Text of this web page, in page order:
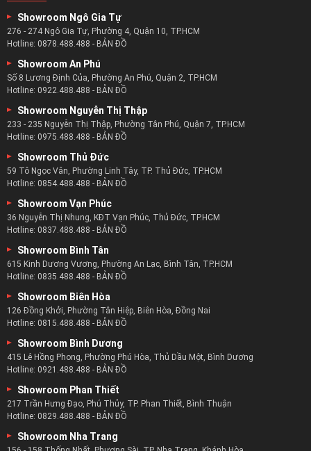
Showroom Ngô Gia Tự
276 - 274 Ngô Gia Tự, Phường 4, Quận 10, TP.HCM
Hotline: 0878.488.488 - BẢN ĐỒ
Showroom An Phú
Số 8 Lương Định Của, Phường An Phú, Quận 2, TP.HCM
Hotline: 0922.488.488 - BẢN ĐỒ
Showroom Nguyễn Thị Thập
233 - 235 Nguyễn Thị Thập, Phường Tân Phú, Quận 7, TP.HCM
Hotline: 0975.488.488 - BẢN ĐỒ
Showroom Thủ Đức
59 Tô Ngọc Vân, Phường Linh Tây, TP. Thủ Đức, TP.HCM
Hotline: 0854.488.488 - BẢN ĐỒ
Showroom Vạn Phúc
36 Nguyễn Thị Nhung, KĐT Vạn Phúc, Thủ Đức, TP.HCM
Hotline: 0837.488.488 - BẢN ĐỒ
Showroom Bình Tân
615 Kinh Dương Vương, Phường An Lạc, Bình Tân, TP.HCM
Hotline: 0835.488.488 - BẢN ĐỒ
Showroom Biên Hòa
126 Đồng Khởi, Phường Tân Hiệp, Biên Hòa, Đồng Nai
Hotline: 0815.488.488 - BẢN ĐỒ
Showroom Bình Dương
415 Lê Hồng Phong, Phường Phú Hòa, Thủ Dầu Một, Bình Dương
Hotline: 0921.488.488 - BẢN ĐỒ
Showroom Phan Thiết
217 Trần Hưng Đạo, Phú Thủy, TP. Phan Thiết, Bình Thuận
Hotline: 0829.488.488 - BẢN ĐỒ
Showroom Nha Trang